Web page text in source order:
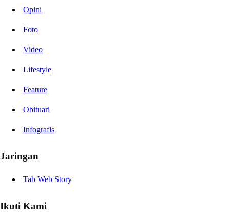
Opini
Foto
Video
Lifestyle
Feature
Obituari
Infografis
Jaringan
Tab Web Story
Ikuti Kami